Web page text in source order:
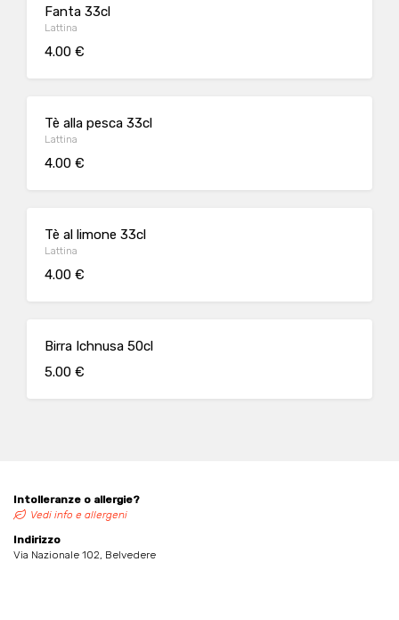
Fanta 33cl
Lattina
4.00 €
Tè alla pesca 33cl
Lattina
4.00 €
Tè al limone 33cl
Lattina
4.00 €
Birra Ichnusa 50cl
5.00 €
Intolleranze o allergie?
Vedi info e allergeni
Indirizzo
Via Nazionale 102, Belvedere